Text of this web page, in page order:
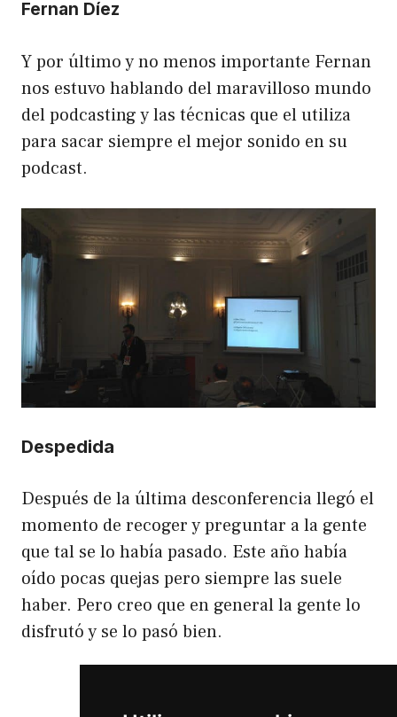
Fernan Díez
Y por último y no menos importante Fernan
nos estuvo hablando del maravilloso mundo
del podcasting y las técnicas que el utiliza
para sacar siempre el mejor sonido en su
podcast.
Despedida
Después de la última desconferencia llegó el
momento de recoger y preguntar a la gente
que tal se lo había pasado. Este año había
oído pocas quejas pero siempre las suele
haber. Pero creo que en general la gente lo
disfrutó y se lo pasó bien.